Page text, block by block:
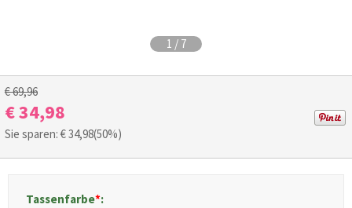
1 / 7
€ 69,96
€ 34,98
Sie sparen: €34,98(50%)
Tassenfarbe*: